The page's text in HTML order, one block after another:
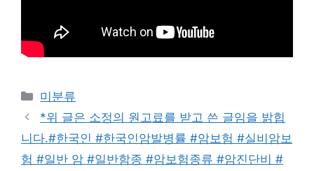
Categories
미분류
*위 글은 소정의 원고료를 받고 쓴 글임을 밝힙
니다.#한국인 #한국인암발병률 #암보험 #실비암보
험 #일반 암 #일반함종 #암보험종류 #암진단비 #